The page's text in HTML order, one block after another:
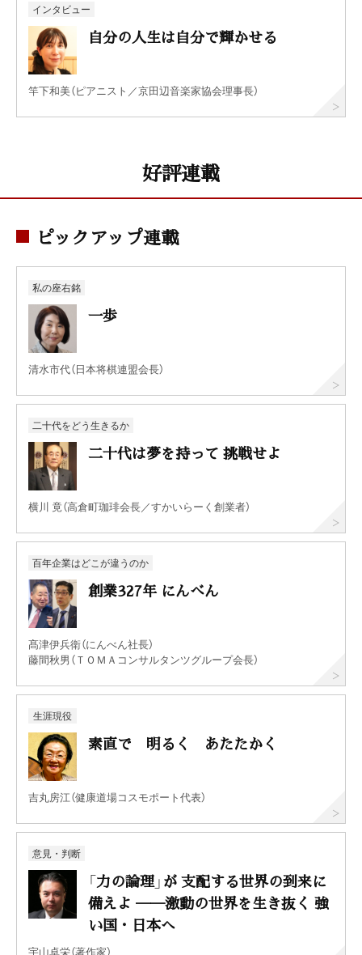
インタビュー
自分の人生は自分で輝かせる
竿下和美（ピアニスト／京田辺音楽家協会理事長）
好評連載
ピックアップ連載
私の座右銘
一歩
清水市代（日本将棋連盟会長）
二十代をどう生きるか
二十代は夢を持って 挑戦せよ
横川 竟（高倉町珈琲会長／すかいらーく創業者）
百年企業はどこが違うのか
創業327年 にんべん
髙津伊兵衛（にんべん社長）
藤間秋男（ＴＯＭＡコンサルタンツグループ会長）
生涯現役
素直で 明るく あたたかく
吉丸房江（健康道場コスモポート代表）
意見・判断
「力の論理」が 支配する世界の到来に
備えよ ──激動の世界を生き抜く 強
い国・日本へ
宇山卓栄（著作家）